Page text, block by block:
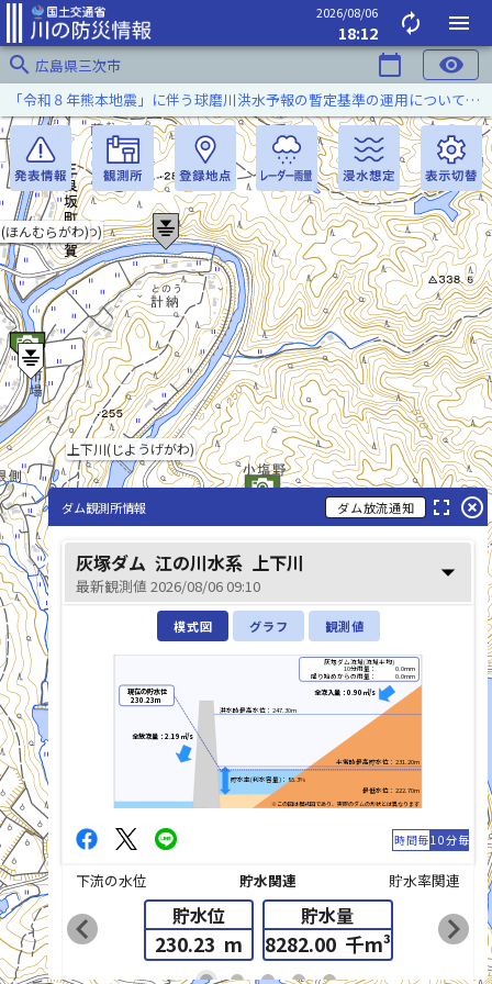
2026/08/06
18:12 autorenew
menu
search 広島県三次市 calendar_today visibility
上下川(じようげがわ)
かりやだにがわ)
ほんむらがわ)
「令和８年熊本地震」に伴う球磨川洪水予報の暫定基準の運用について（令和８年８月５日）
list_alt
ダム観測所情報 ダム放流通知 fullscreen highlight_off
灰塚ダム 江の川水系 上下川
最新観測値 2026/08/06 09:10 arrow_drop_down
模式図 グラフ 観測値
※この図は模式図であり、実際のダムの形状とは異なります
洪水時最高水位：247.30m
平常時最高貯水位：231.20m
最低水位：222.70m
貯水率(利水容量)：85.3%
現在の貯水位
230.23m
全流入量：0.90㎥/s
全放流量：2.19㎥/s
灰塚ダム流域(流域平均)
10分雨量： 0.0mm
降り始めからの雨量： 0.0mm
時間毎10分毎
下流の水位 貯水関連 貯水率関連
貯水位
230.23 m
貯水量
8282.00 千m³
chevron_left chevron_right